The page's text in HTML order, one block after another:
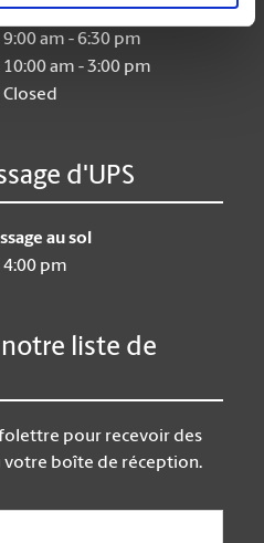
9:00 am - 6:30 pm
9:00 am - 6:30 pm
10:00 am - 3:00 pm
Closed
d'UPS
au sol
4:00 pm
liste de
pour recevoir des
votre boîte de réception.